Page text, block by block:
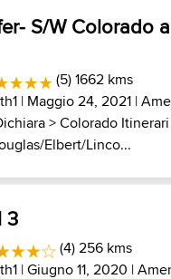
S/W Colorado
(5) 1662 kms
| Maggio 24, 2021 |
>Colorado
Elbert/Linco...
3
(4) 256 kms
| Giugno 11, 2020 |